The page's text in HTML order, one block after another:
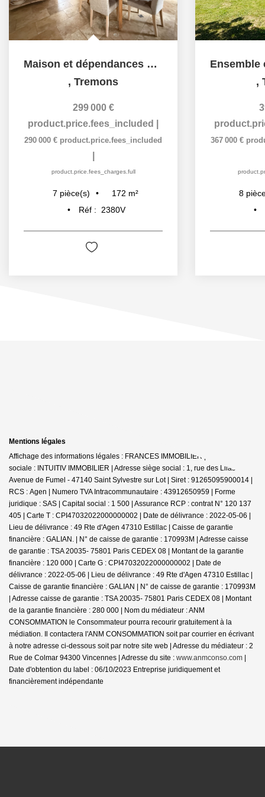
Maison et dépendances en pierre
, Tremons
299 000 €
product.price.fees_included
290 000 € product.price.fees_included
product.price.fees_charges.full
7 pièce(s) 172 m²
Réf :
2380V
,
367 000 €
8
Mentions légales
Affichage des informations légales : FRANCES IMMOBILIER | Raison
sociale : INTUITIV IMMOBILIER | Adresse siège social : 1, rue des Lilas -
Avenue de Fumel - 47140 Saint Sylvestre sur Lot | Siret : 91265095900014 |
RCS : Agen | Numero TVA Intracommunautaire : 43912650959 | Forme
juridique : SAS | Capital social : 1 500 | Assurance RCP : contrat N° 120 137
405 | Carte T : CPI47032022000000002 | Date de délivrance : 2022-05-06 |
Lieu de délivrance : 49 Rte d'Agen 47310 Estillac | Caisse de garantie
financière : GALIAN. | N° de caisse de garantie : 170993M | Adresse caisse
de garantie : TSA 20035- 75801 Paris CEDEX 08 | Montant de la garantie
financière : 120 000 | Carte G : CPI47032022000000002 | Date de
délivrance : 2022-05-06 | Lieu de délivrance : 49 Rte d'Agen 47310 Estillac |
Caisse de garantie financière : GALIAN | N° de caisse de garantie : 170993M
| Adresse caisse de garantie : TSA 20035- 75801 Paris CEDEX 08 | Montant
de la garantie financière : 280 000 | Nom du médiateur : ANM
CONSOMMATION le Consommateur pourra recourir gratuitement à la
médiation. Il contactera l'ANM CONSOMMATION soit par courrier en écrivant
à notre adresse ci-dessous soit par notre site web | Adresse du médiateur : 2
Rue de Colmar 94300 Vincennes | Adresse du site : www.anmconso.com |
Date d'obtention du label : 06/10/2023 Entreprise juridiquement et
financièrement indépendante